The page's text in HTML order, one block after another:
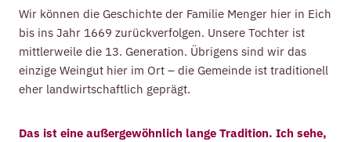
Wir können die Geschichte der Familie Menger hier in Eich
bis ins Jahr 1669 zurückverfolgen. Unsere Tochter ist
mittlerweile die 13. Generation. Übrigens sind wir das
einzige Weingut hier im Ort – die Gemeinde ist traditionell
eher landwirtschaftlich geprägt.
Das ist eine außergewöhnlich lange Tradition. Ich sehe,